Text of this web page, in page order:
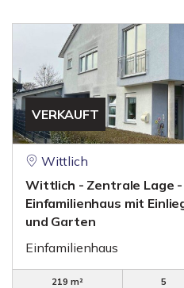
VERKAUFT
Wittlich
Wittlich - Zentrale Lage
Einfamilienhaus mit
und Garten
Einfamilienhaus
219 m² 5